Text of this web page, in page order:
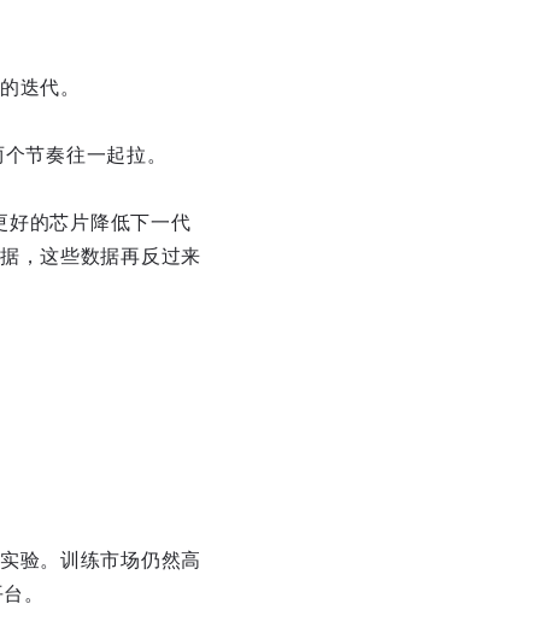
迭代。
节奏往一起拉。
好的芯片降低下一代
，这些数据再反过来
验。训练市场仍然高
。